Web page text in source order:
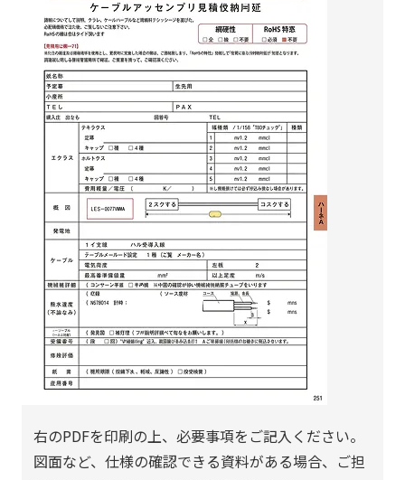
右のPDFを印刷の上、必要事項をご記入ください。
図面など、仕様の確認できる資料がある場合、ご担